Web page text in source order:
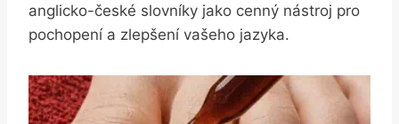
anglicko-české slovníky jako cenný nástroj pro
pochopení a zlepšení vašeho jazyka.